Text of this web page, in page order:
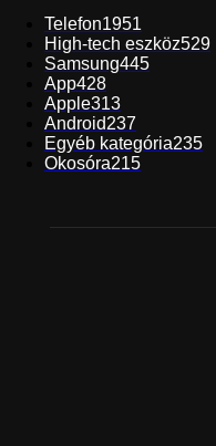
Telefon1951
High-tech eszköz529
Samsung445
App428
Apple313
Android237
Egyéb kategória235
Okosóra215